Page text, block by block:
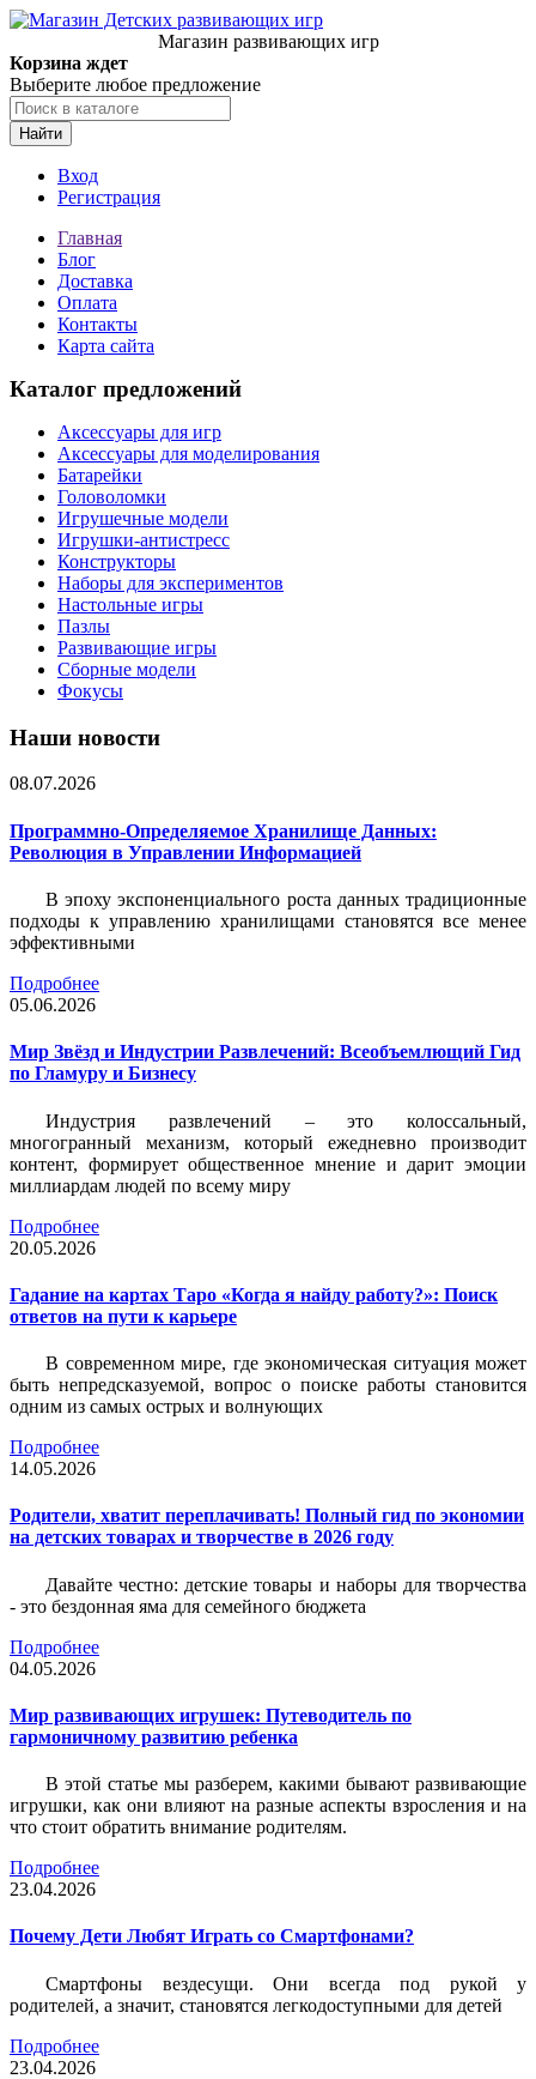
Магазин развивающих игр
Корзина ждет
Выберите любое предложение
Найти
Вход
Регистрация
Главная
Блог
Доставка
Оплата
Контакты
Карта сайта
Каталог предложений
Аксессуары для игр
Аксессуары для моделирования
Батарейки
Головоломки
Игрушечные модели
Игрушки-антистресс
Конструкторы
Наборы для экспериментов
Настольные игры
Пазлы
Развивающие игры
Сборные модели
Фокусы
Наши новости
08.07.2026
Программно-Определяемое Хранилище Данных:
Революция в Управлении Информацией
В эпоху экспоненциального роста данных традиционные
подходы к управлению хранилищами становятся все менее
эффективными
Подробнее
05.06.2026
Мир Звёзд и Индустрии Развлечений: Всеобъемлющий Гид
по Гламуру и Бизнесу
Индустрия развлечений – это колоссальный,
многогранный механизм, который ежедневно производит
контент, формирует общественное мнение и дарит эмоции
миллиардам людей по всему миру
Подробнее
20.05.2026
Гадание на картах Таро «Когда я найду работу?»: Поиск
ответов на пути к карьере
В современном мире, где экономическая ситуация может
быть непредсказуемой, вопрос о поиске работы становится
одним из самых острых и волнующих
Подробнее
14.05.2026
Родители, хватит переплачивать! Полный гид по экономии
на детских товарах и творчестве в 2026 году
Давайте честно: детские товары и наборы для творчества
- это бездонная яма для семейного бюджета
Подробнее
04.05.2026
Мир развивающих игрушек: Путеводитель по
гармоничному развитию ребенка
В этой статье мы разберем, какими бывают развивающие
игрушки, как они влияют на разные аспекты взросления и на
что стоит обратить внимание родителям.
Подробнее
23.04.2026
Почему Дети Любят Играть со Смартфонами?
Смартфоны вездесущи. Они всегда под рукой у
родителей, а значит, становятся легкодоступными для детей
Подробнее
23.04.2026